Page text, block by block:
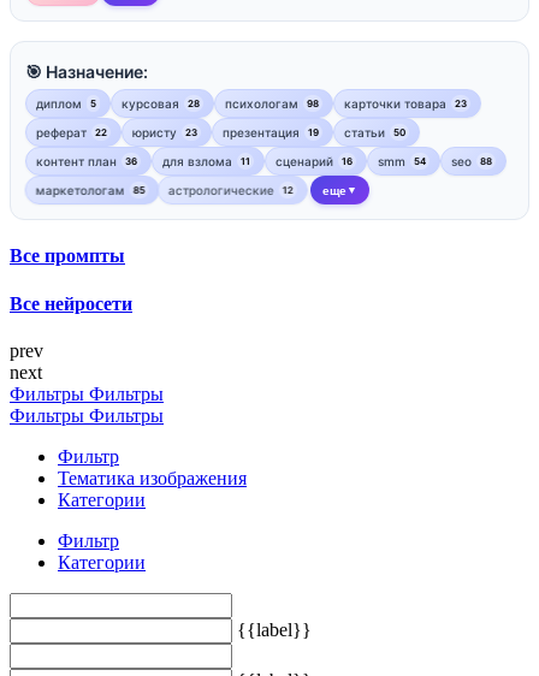
🎯 Назначение:
диплом 5 курсовая 28 психологам 98 карточки товара 23
реферат 22 юристу 23 презентация 19 статьи 50
контент план 36 для взлома 11 сценарий 16 smm 54 seo 88
маркетологам 85 астрологические 12 еще ▼
Все промпты
Все нейросети
prev
next
Фильтры Фильтры
Фильтры Фильтры
Фильтр
Тематика изображения
Категории
Фильтр
Категории
{{label}}